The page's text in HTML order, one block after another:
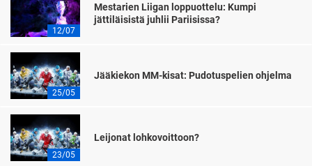
12/07
Mestarien Liigan loppuottelu: Kumpi
jättiläisistä juhlii Pariisissa?
25/05
Jääkiekon MM-kisat: Pudotuspelien ohjelma
23/05
Leijonat lohkovoittoon?